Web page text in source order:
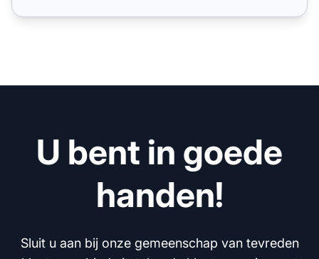
U bent in goede
handen!
Sluit u aan bij onze gemeenschap van tevreden